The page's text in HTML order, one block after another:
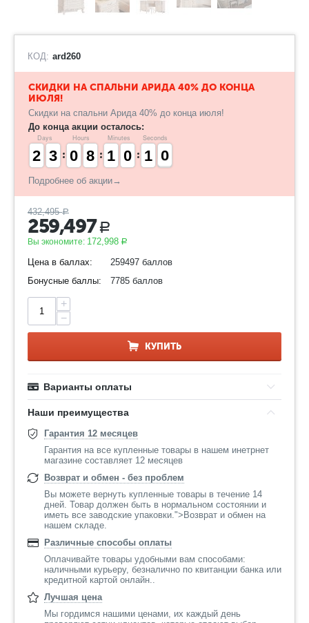
КОД: ard260
​СКИДКИ НА СПАЛЬНИ АРИДА 40% ДО КОНЦА
ИЮЛЯ!
Скидки на спальни Арида 40% до конца июля!
До конца акции осталось:
Days
1
1
2
2 2
2
3
3
Hours
9
9
0
0 7
7
8
8
Minutes
1
1
1
1 9
9
0
0
Seconds
1
1
0 0
0
9
Подробнее об акции→
432,495 Р
259,497 Р
Вы экономите: 172,998 Р
Цена в баллах:
259497 баллов
Бонусные баллы:
7785 баллов
+
−
КУПИТЬ
Варианты оплаты
Наши преимущества
Гарантия 12 месяцев
Гарантия на все купленные товары в нашем инетрнет
магазине составляет 12 месяцев
Возврат и обмен - без проблем
Вы можете вернуть купленные товары в течение 14
дней. Товар должен быть в нормальном состоянии и
иметь все заводские упаковки.">Возврат и обмен на
нашем складе.
Различные способы оплаты
Оплачивайте товары удобными вам способами:
наличными курьеру, безналично по квитанции банка или
кредитной картой онлайн..
Лучшая цена
Мы гордимся нашими ценами, их каждый день